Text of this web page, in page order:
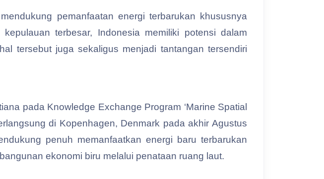
pemanfaatan energi terbarukan khususnya
terbesar, Indonesia memiliki potensi dalam
tersebut juga sekaligus menjadi tantangan tersendiri
pada Knowledge Exchange Program ‘Marine Spatial
di Kopenhagen, Denmark pada akhir Agustus
penuh memanfaatkan energi baru terbarukan
ekonomi biru melalui penataan ruang laut.